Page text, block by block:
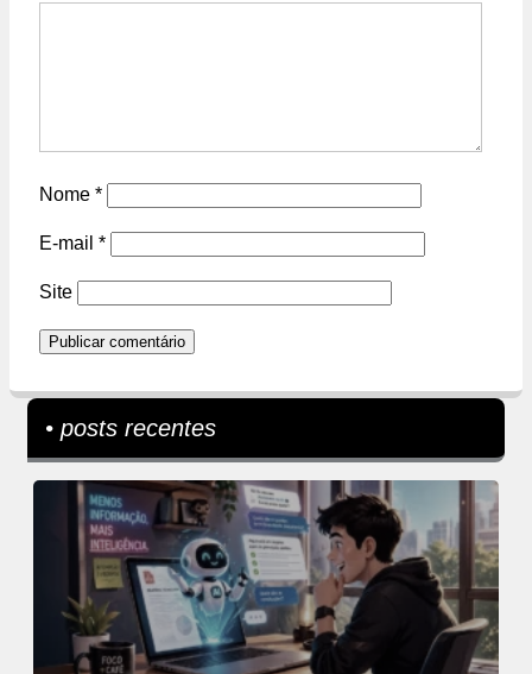
Nome *
E-mail *
Site
• posts recentes